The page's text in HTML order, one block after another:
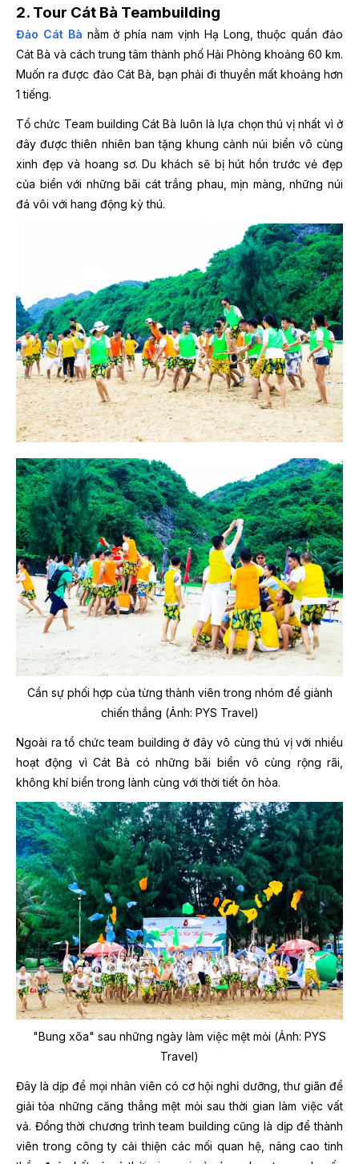
2. Tour Cát Bà Teambuilding
Đảo Cát Bà nằm ở phía nam vịnh Hạ Long, thuộc quần đảo
Cát Bà và cách trung tâm thành phố Hải Phòng khoảng 60 km.
Muốn ra được đảo Cát Bà, bạn phải đi thuyền mất khoảng hơn
1 tiếng.
Tổ chức Team building Cát Bà luôn là lựa chọn thú vị nhất vì ở
đây được thiên nhiên ban tặng khung cảnh núi biển vô cùng
xinh đẹp và hoang sơ. Du khách sẽ bị hút hồn trước vẻ đẹp
của biển với những bãi cát trắng phau, mịn màng, những núi
đá vôi với hang động kỳ thú.
Cần sự phối hợp của từng thành viên trong nhóm để giành
chiến thắng (Ảnh: PYS Travel)
Ngoài ra tổ chức team building ở đây vô cùng thú vị với nhiều
hoạt động vì Cát Bà có những bãi biển vô cùng rộng rãi,
không khí biển trong lành cùng với thời tiết ôn hòa.
"Bung xõa" sau những ngày làm việc mệt mỏi (Ảnh: PYS
Travel)
Đây là dịp để mọi nhân viên có cơ hội nghỉ dưỡng, thư giãn để
giải tỏa những căng thẳng mệt mỏi sau thời gian làm việc vất
vả. Đồng thời chương trình team building cũng là dịp để thành
viên trong công ty cải thiện các mối quan hệ, nâng cao tinh